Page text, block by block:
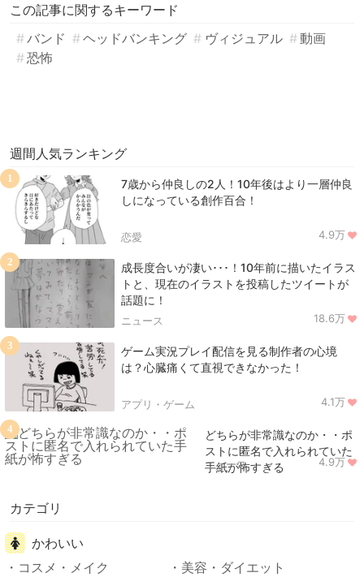
この記事に関するキーワード
バンド
ヘッドバンキング ヴィジュアル
動画
恐怖
週間人気ランキング
7歳から仲良しの2人！10年後はより一層仲良
しになっている創作百合！
恋愛 4.9万
1
成長度合いが凄い･･･！10年前に描いたイラス
トと、現在のイラストを投稿したツイートが
話題に！
ニュース 18.6万
2
ゲーム実況プレイ配信を見る制作者の心境
は？心臓痛くて直視できなかった！
アプリ・ゲーム 4.1万
3
どちらが非常識なのか・・ポ
ストに匿名で入れられていた
手紙が怖すぎる
ニュース 4.9万
4
カテゴリ
かわいい
コスメ・メイク
美容・ダイエット